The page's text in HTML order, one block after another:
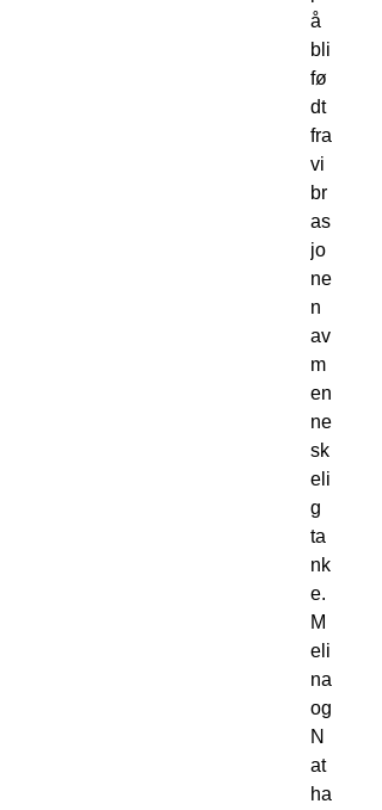
å
bli
fø
dt
fra
vi
br
as
jo
ne
n
av
m
en
ne
sk
eli
g
ta
nk
e.
M
eli
na
og
N
at
ha